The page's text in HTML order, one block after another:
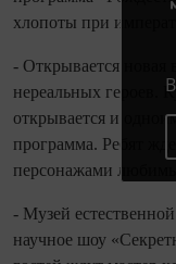
хлопоты при
- Открывается новая
нереальных героев.
открывается и
программа. Ребят
персонажами
- Музей
научное шоу